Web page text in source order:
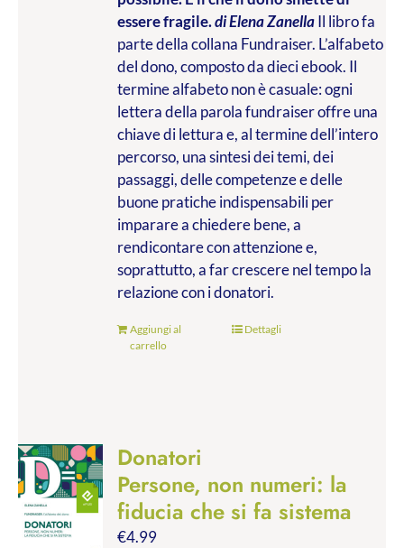
essere fragile.di Elena ZanellaIl libro fa
parte della collana Fundraiser. L’alfabeto
del dono, composto da dieci ebook. Il
termine alfabeto non è casuale: ogni
lettera della parola fundraiser offre una
chiave di lettura e, al termine dell’intero
percorso, una sintesi dei temi, dei
passaggi, delle competenze e delle
buone pratiche indispensabili per
imparare a chiedere bene, a
rendicontare con attenzione e,
soprattutto, a far crescere nel tempo la
relazione con i donatori.
Aggiungi al
carrello
Dettagli
Donatori
Persone, non numeri: la
fiducia che si fa sistema
€4.99